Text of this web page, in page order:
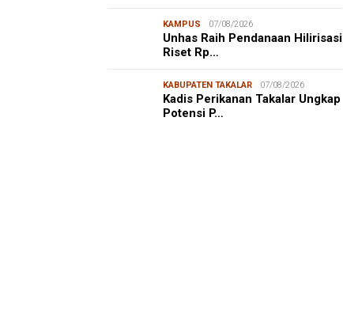
KAMPUS 07/08/2026
Unhas Raih Pendanaan Hilirisasi
Riset Rp…
KABUPATEN TAKALAR 07/08/2026
Kadis Perikanan Takalar Ungkap
Potensi P…
Mahasiswa KKN-T Unhas Edukasi
Warga Desa Buae Kenali
Mikroorganisme Baik dan Jahat